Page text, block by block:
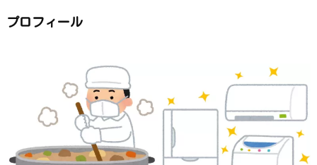
ら
探
プロフィール